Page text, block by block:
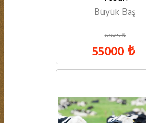
Büyük Baş
64625 ₺
55000 ₺